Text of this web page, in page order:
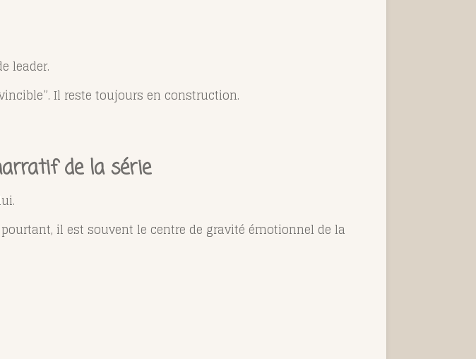
leader.
Il reste toujours en construction.
de la série
il est souvent le centre de gravité émotionnel de la